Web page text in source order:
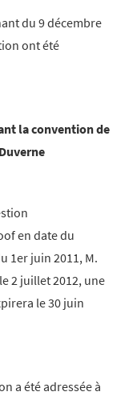
du 9 décembre
ont été
la convention de
en date du
1er juin 2011, M.
2 juillet 2012, une
le 30 juin
a été adressée à